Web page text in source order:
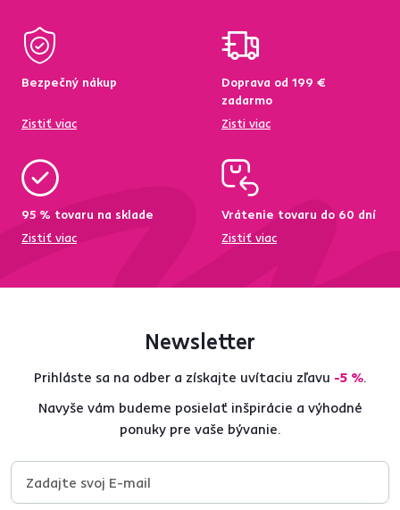
Bezpečný nákup
Zistiť viac
Doprava od 199 €
zadarmo
Zisti viac
95 % tovaru na sklade
Zistiť viac
Vrátenie tovaru do 60 dní
Zistiť viac
Newsletter
Prihláste sa na odber a získajte uvítaciu zľavu -5 %.
Navyše vám budeme posielať inšpirácie a výhodné
ponuky pre vaše bývanie.